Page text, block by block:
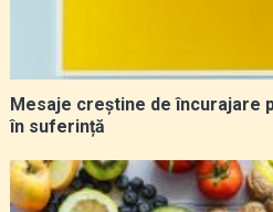
Mesaje creștine de încurajare
în suferință